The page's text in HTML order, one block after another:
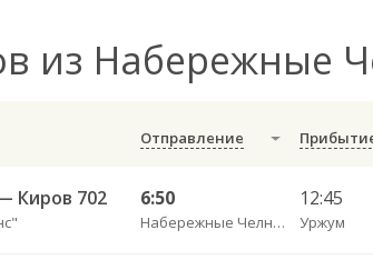
из Набережные
Отправление
Киров 702 6:50
Набережные Челны АВ
12:45
Уржум